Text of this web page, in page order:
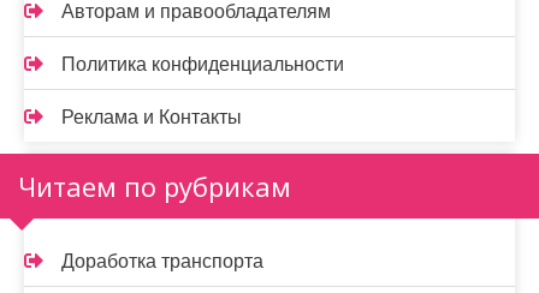
Авторам и правообладателям
Политика конфиденциальности
Реклама и Контакты
Читаем по рубрикам
Доработка транспорта